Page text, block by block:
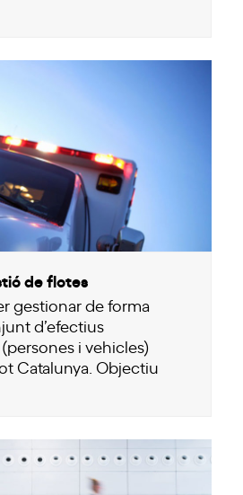
de flotes
gestionar de forma
d’efectius
i vehicles)
Catalunya. Objectiu